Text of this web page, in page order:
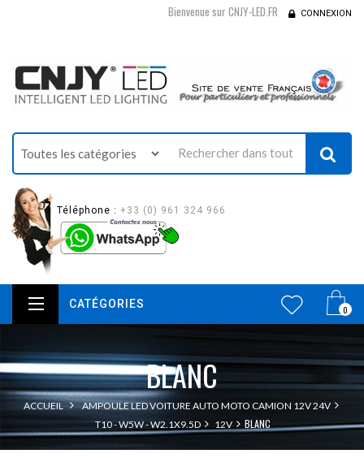
Bienvenue sur CNJY-LED.FR CONNEXION
Téléphone : +33 (0) 961 324 966
0
CATÉGORIES
BLANC
ACCUEIL
AMPOULE LED VOITURE AUTO MOTO CAMION 12V 24V
T10 - W5W - W2.1X9.5D
12V BLANC